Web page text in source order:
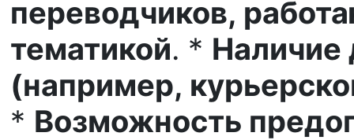
переводчиков,
тематикой. * Наличие
(например,
* Возможность